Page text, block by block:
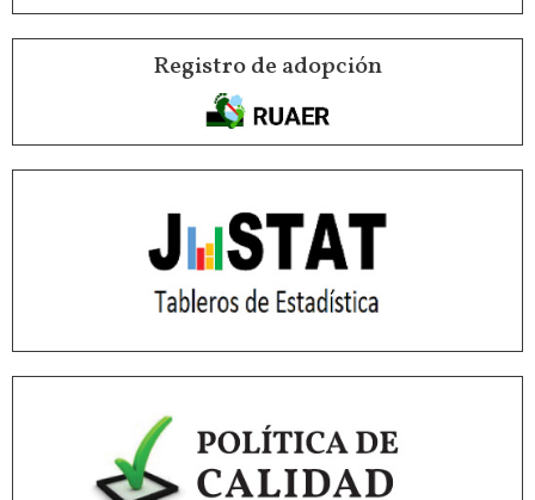
Registro de adopción